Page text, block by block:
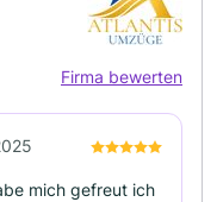
Firma bewerten
mich gefreut ich